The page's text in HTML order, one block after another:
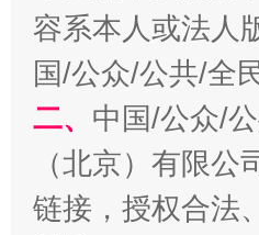
容系本人或法人
国/公众/公共/全
二、 中国/公众/
（北京）有限
链接，授权合法